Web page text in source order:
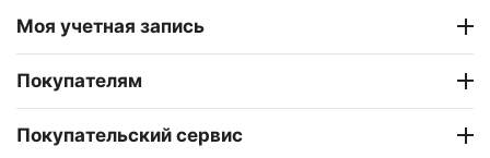
Моя учетная запись
Покупателям
Покупательский сервис